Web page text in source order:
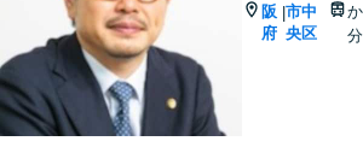
阪
府
|市中
央区
分